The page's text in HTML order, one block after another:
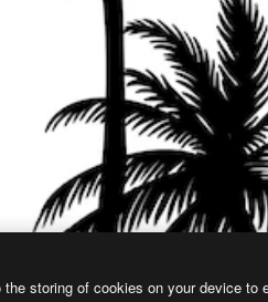
storing of cookies on your device to